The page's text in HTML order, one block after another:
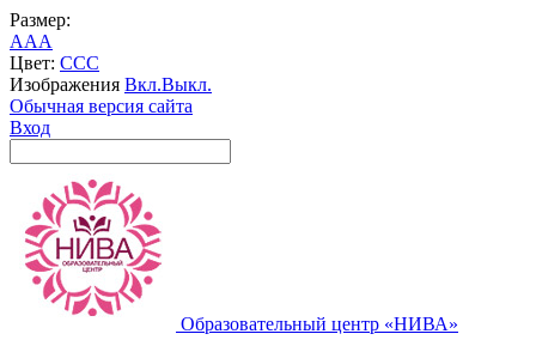
Размер:
AAA
Цвет: CCC
Изображения Вкл.Выкл.
Обычная версия сайта
Вход
Образовательный центр «НИВА»